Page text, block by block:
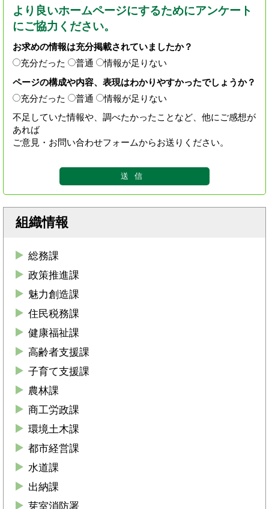
より良いホームページにするためにアンケート
にご協力ください。
お求めの情報は充分掲載されていましたか？
充分だった
普通
情報が足りない
ページの構成や内容、表現はわかりやすかったでしょうか？
充分だった
普通
情報が足りない
不足していた情報や、調べたかったことなど、他にご感想が
あれば
ご意見・お問い合わせフォームからお送りください。
組織情報
総務課
政策推進課
魅力創造課
住民税務課
健康福祉課
高齢者支援課
子育て支援課
農林課
商工労政課
環境土木課
都市経営課
水道課
出納課
芽室消防署